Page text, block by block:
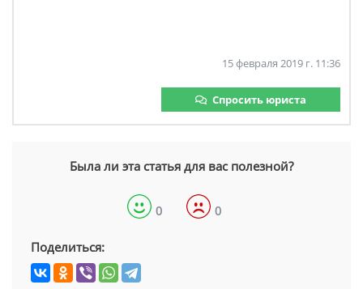
15 февраля 2019 г. 11:36
Спросить юриста
Была ли эта статья для вас полезной?
0 0
Поделиться: